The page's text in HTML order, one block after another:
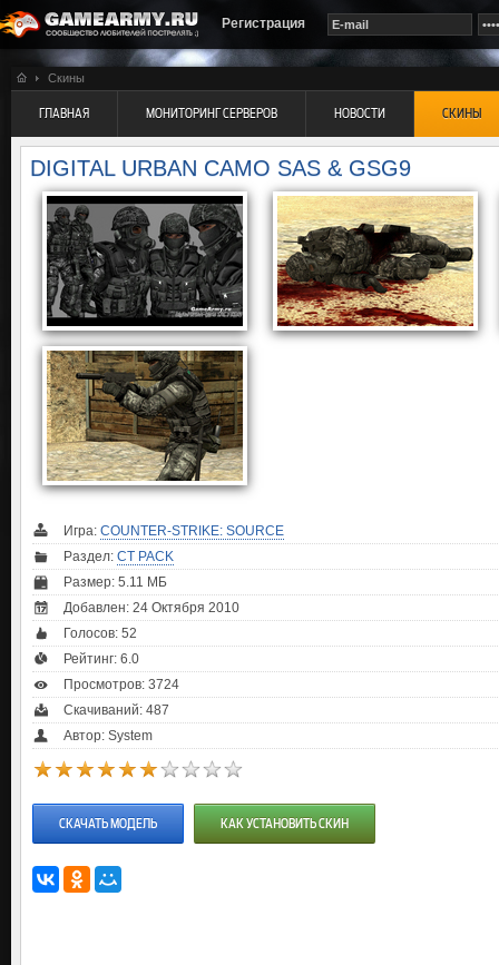
Регистрация
Скины
ГЛАВНАЯ МОНИТОРИНГ СЕРВЕРОВ НОВОСТИ СКИНЫ
DIGITAL URBAN CAMO SAS & GSG9
Игра: COUNTER-STRIKE: SOURCE
Раздел: CT PACK
Размер: 5.11 МБ
Добавлен: 24 Октября 2010
Голосов: 52
Рейтинг: 6.0
Просмотров: 3724
Скачиваний: 487
Автор: System
СКАЧАТЬ МОДЕЛЬ КАК УСТАНОВИТЬ СКИН